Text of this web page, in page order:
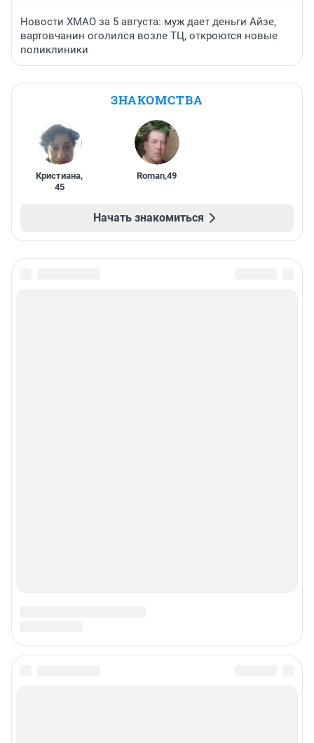
Новости ХМАО за 5 августа: муж дает деньги Айзе,
вартовчанин оголился возле ТЦ, откроются новые
поликлиники
ЗНАКОМСТВА
Кристиана,
45
Roman,49
Начать знакомиться